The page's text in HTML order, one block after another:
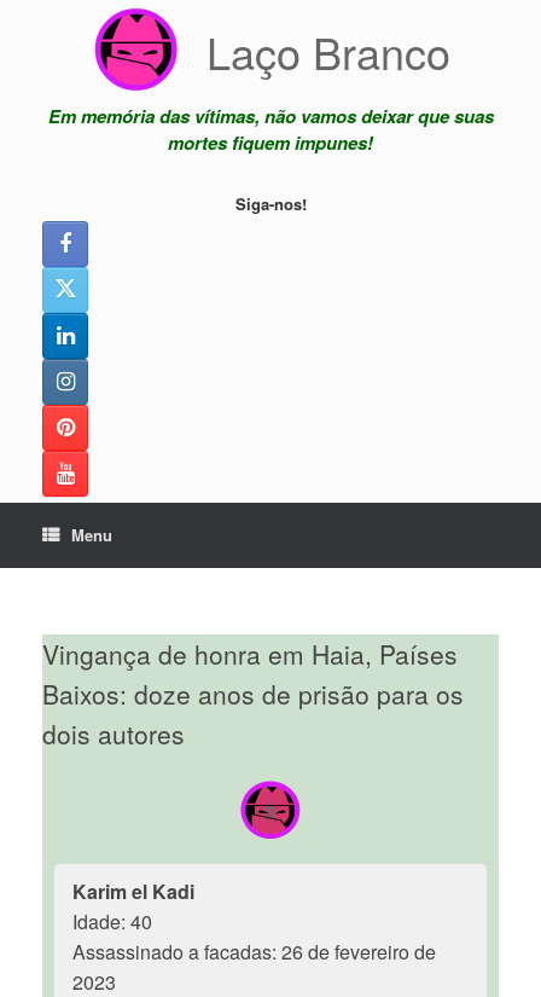
Laço Branco
Em memória das vítimas, não vamos deixar que suas
mortes fiquem impunes!
Siga-nos!
Menu
Vingança de honra em Haia, Países
Baixos: doze anos de prisão para os
dois autores
Karim el Kadi
Idade: 40
Assassinado a facadas: 26 de fevereiro de
2023